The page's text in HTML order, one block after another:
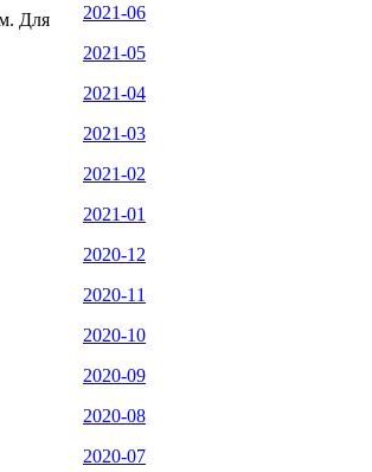
Для
2021-06
2021-05
2021-04
2021-03
2021-02
2021-01
2020-12
2020-11
2020-10
2020-09
2020-08
2020-07